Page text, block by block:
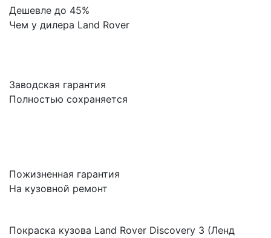
Дешевле до 45%
Чем у дилера Land Rover
Заводская гарантия
Полностью сохраняется
Пожизненная гарантия
На кузовной ремонт
Покраска кузова Land Rover Discovery 3 (Ленд